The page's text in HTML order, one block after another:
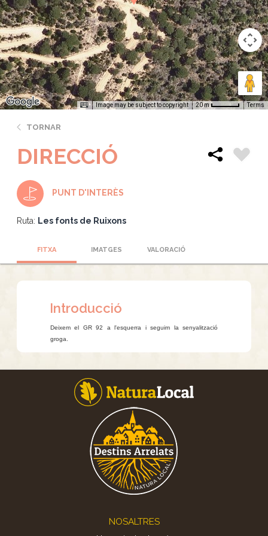
Image may be subject to copyright 20 m Terms
TORNAR
DIRECCIÓ
PUNT D'INTERÈS
Ruta: Les fonts de Ruixons
FITXA IMATGES VALORACIÓ
Introducció
Deixem el GR 92 a l'esquerra i seguim la senyalització
groga.
NOSALTRES